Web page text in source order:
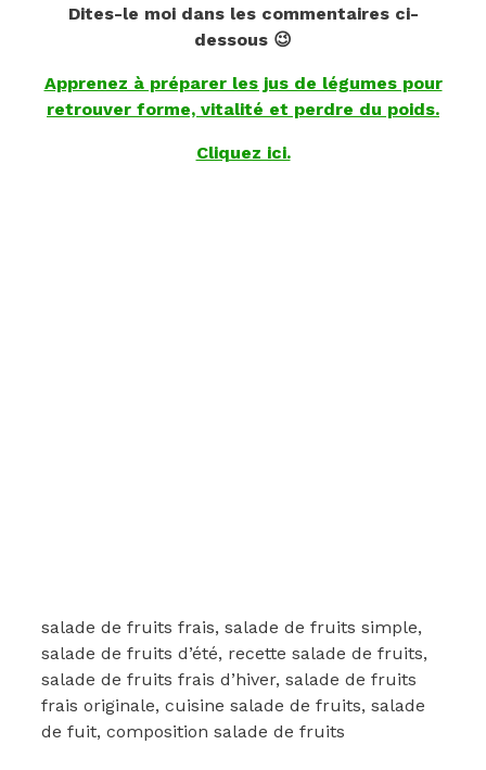
Dites-le moi dans les commentaires ci-
dessous 😉
Apprenez à préparer les jus de légumes pour
retrouver forme, vitalité et perdre du poids.
Cliquez ici.
salade de fruits frais, salade de fruits simple,
salade de fruits d’été, recette salade de fruits,
salade de fruits frais d’hiver, salade de fruits
frais originale, cuisine salade de fruits, salade
de fuit, composition salade de fruits